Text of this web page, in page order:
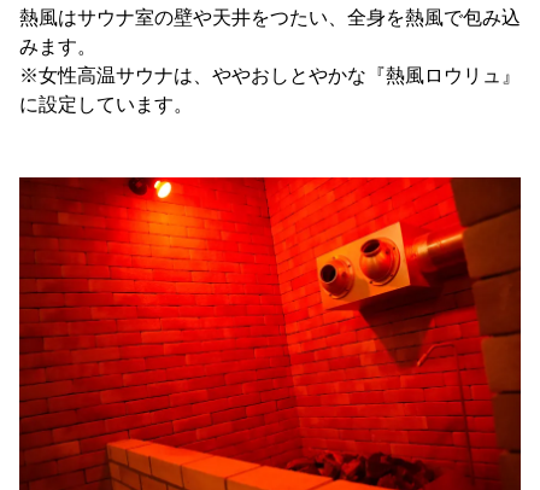
熱風はサウナ室の壁や天井をつたい、全身を熱風で包み込
みます。
※女性高温サウナは、ややおしとやかな『熱風ロウリュ』
に設定しています。